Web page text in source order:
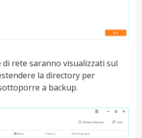
di rete saranno visualizzati sul
la directory per
a backup.